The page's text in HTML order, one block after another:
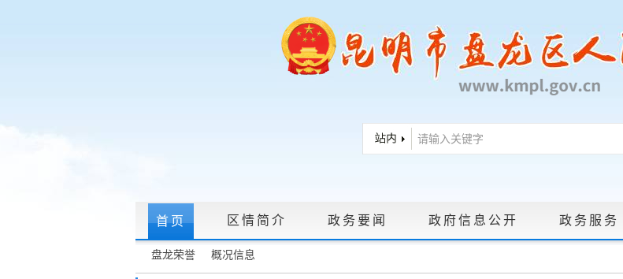
首页 区情简介 政务要闻 政府信息公开 政务服务
盘龙荣誉 概况信息